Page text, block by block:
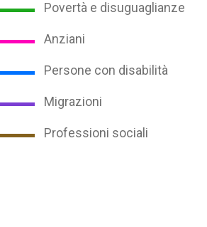
Povertà e disuguaglianze
Anziani
Persone con disabilità
Migrazioni
Professioni sociali